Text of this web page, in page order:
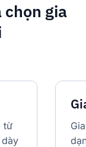
chọn gia
từ